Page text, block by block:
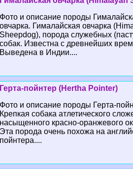
Фото и описание породы
овчарка. Гималайская овчарка
Sheepdog), порода служебных
собак. Известна с древнейших
Выведена в Индии....
Герта-пойнтер (Hertha Pointer)
Фото и описание породы Герта-
Крепкая собака атлетического
насыщенного красно-оранжевого
Эта порода очень похожа на
пойнтера....